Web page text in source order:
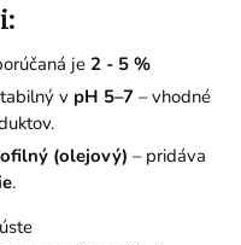
je 2 - 5 %
v pH 5–7 – vhodné
(olejový) – pridáva
.